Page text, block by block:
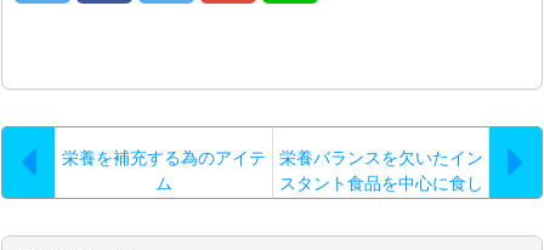
栄養を補充する為のアイテ
ム
栄養バランスを欠いたイン
スタント食品を中心に食し